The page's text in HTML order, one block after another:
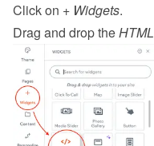
Click on + Widgets.
Drag and drop the HTML